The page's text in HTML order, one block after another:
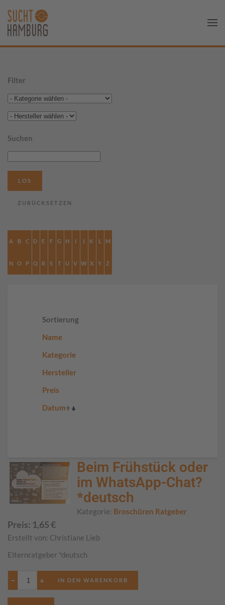
Filter
Suchen
A B C D E F G H I J K L M
N O P Q R S T U V W X Y Z
Sortierung
Name
Kategorie
Hersteller
Preis
Datum
Beim Frühstück oder
im WhatsApp-Chat?
*deutsch
Kategorie: Broschüren Ratgeber
Preis: 1,65€
Erstellt von: Christiane Lieb
Elternratgeber *deutsch
− +